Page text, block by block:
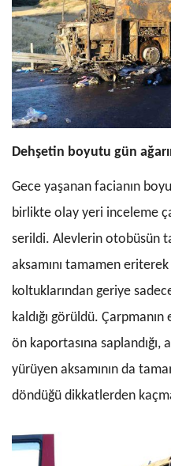
Dehşetin boyutu gün
Gece yaşanan facianın
birlikte olay yeri inceleme
serildi. Alevlerin otobüsün
aksamını tamamen
koltuklarından geriye
kaldığı görüldü.
ön kaportasına saplandığı,
yürüyen aksamının da
döndüğü dikkatlerden